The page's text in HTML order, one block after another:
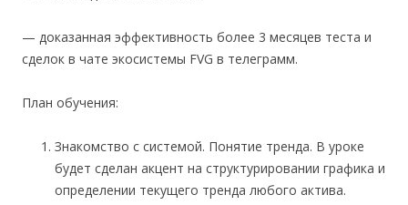
— доказанная эффективность более 3 месяцев теста и
сделок в чате экосистемы FVG в телеграмм.
План обучения:
Знакомство с системой. Понятие тренда. В уроке
будет сделан акцент на структурировании графика и
определении текущего тренда любого актива.